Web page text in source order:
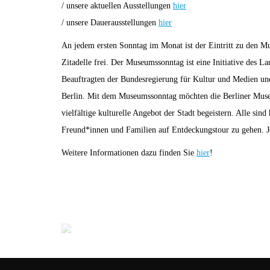
/ unsere aktuellen Ausstellungen hier
/ unsere Dauerausstellungen hier
An jedem ersten Sonntag im Monat ist der Eintritt zu den
Zitadelle frei. Der Museumssonntag ist eine Initiative des
Beauftragten der Bundesregierung für Kultur und Medien
Berlin. Mit dem Museumssonntag möchten die Berliner
vielfältige kulturelle Angebot der Stadt begeistern. Alle
Freund*innen und Familien auf Entdeckungstour zu gehen.
Weitere Informationen dazu finden Sie hier!